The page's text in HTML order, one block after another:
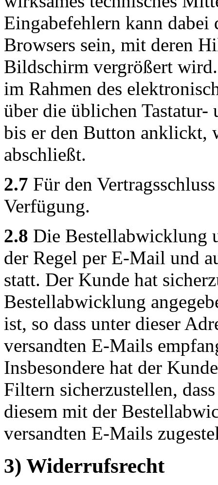
Eingabefehlern kann
Browsers sein, mit deren
Bildschirm vergrößert
im Rahmen des
über die üblichen
bis er den Button anklickt,
abschließt.
2.7 Für den
Verfügung.
2.8 Die Bestellabwicklung
der Regel per E-Mail und
statt. Der Kunde hat
Bestellabwicklung
ist, so dass unter dieser
versandten E-Mails
Insbesondere hat der
Filtern sicherzustellen,
diesem mit der
versandten E-Mails
3) Widerrufsrecht